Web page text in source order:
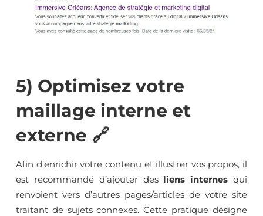
5) Optimisez votre
maillage interne et
externe 🔗
Afin d’enrichir votre contenu et illustrer vos propos, il
est recommandé d’ajouter des liens internes qui
renvoient vers d’autres pages/articles de votre site
traitant de sujets connexes. Cette pratique désigne